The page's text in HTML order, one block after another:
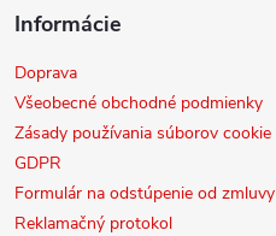
Informácie
Doprava
Všeobecné obchodné podmienky
Zásady používania súborov cookie
GDPR
Formulár na odstúpenie od zmluvy
Reklamačný protokol